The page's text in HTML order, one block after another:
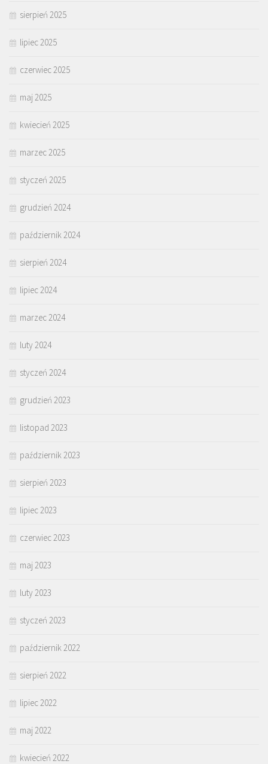
sierpień 2025
lipiec 2025
czerwiec 2025
maj 2025
kwiecień 2025
marzec 2025
styczeń 2025
grudzień 2024
październik 2024
sierpień 2024
lipiec 2024
marzec 2024
luty 2024
styczeń 2024
grudzień 2023
listopad 2023
październik 2023
sierpień 2023
lipiec 2023
czerwiec 2023
maj 2023
luty 2023
styczeń 2023
październik 2022
sierpień 2022
lipiec 2022
maj 2022
kwiecień 2022